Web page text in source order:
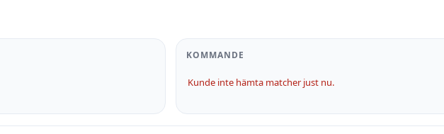
KOMMANDE
Kunde inte hämta matcher just nu.